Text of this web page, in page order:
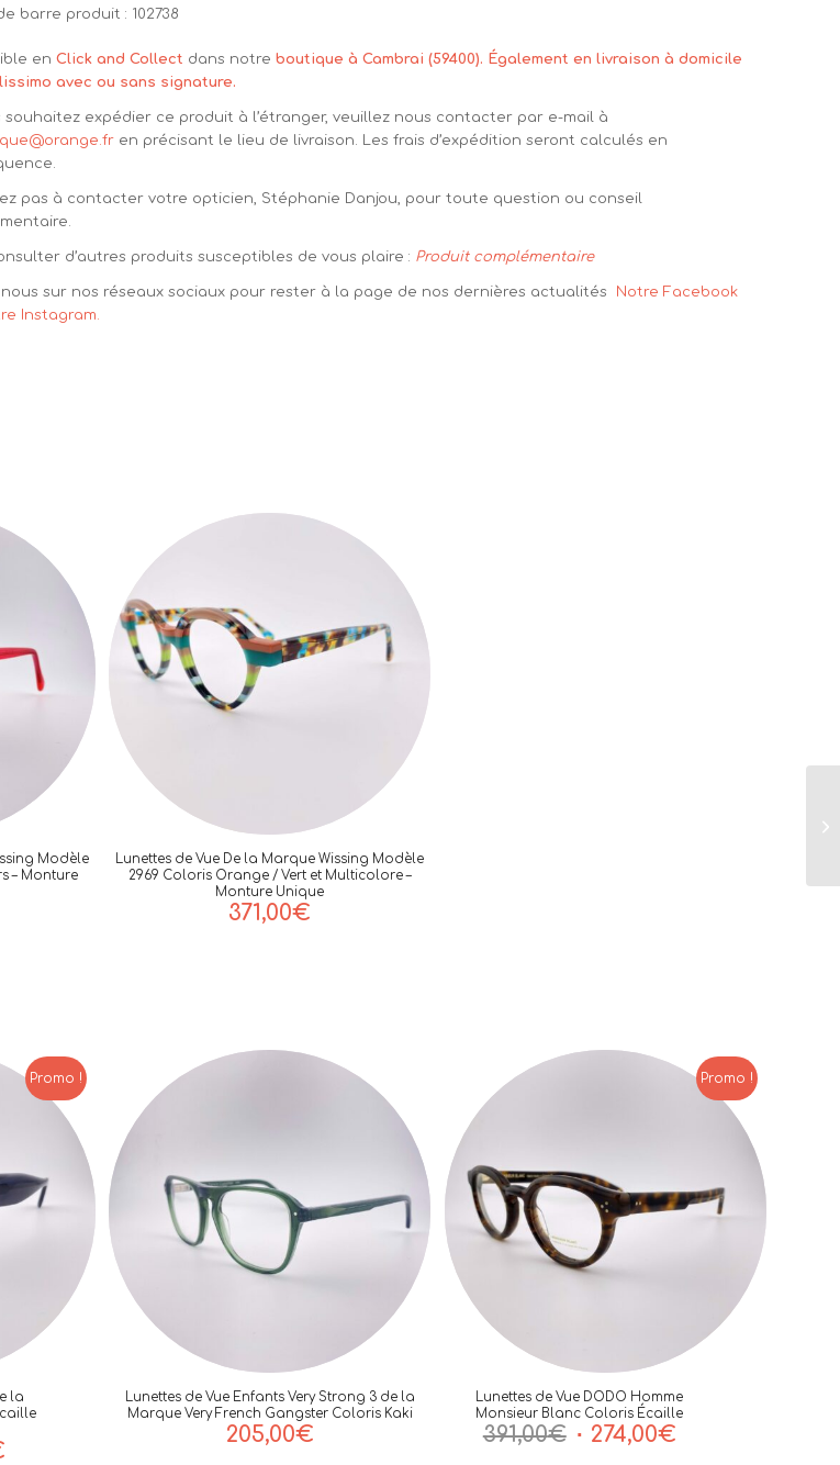
barre produit : 102738
enClick and Collect dans notreboutique à Cambrai (59400). Également en livraison à domicile
avec ou sans signature.
souhaitez expédier ce produit à l’étranger, veuillez nous contacter par e-mail à
en précisant le lieu de livraison. Les frais d’expédition seront calculés en
pas à contacter votre opticien, Stéphanie Danjou, pour toute question ou conseil
d’autres produits susceptibles de vous plaire : Produit complémentaire
nous sur nos réseaux sociaux pour rester à la page de nos dernières actualités
Notre Facebook
Instagram.
Modèle
– Monture
Lunettes de Vue De la Marque Wissing Modèle
2969 Coloris Orange / Vert et Multicolore –
Monture Unique
371,00€
Promo !
la
Le
Lunettes de Vue Enfants Very Strong 3 de la
Marque Very French Gangster Coloris Kaki
205,00€
Promo !
Lunettes de Vue DODO Homme
Monsieur Blanc Coloris Écaille
391,00€ Le274,00€Le